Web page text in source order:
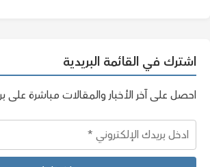
اشترك في القائمة البريدية
احصل على آخر الأخبار والمقالات مباشرة على